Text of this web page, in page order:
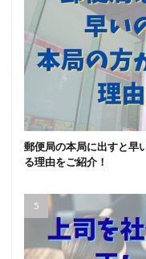
郵便局の本局に出すと早
る理由をご紹介！